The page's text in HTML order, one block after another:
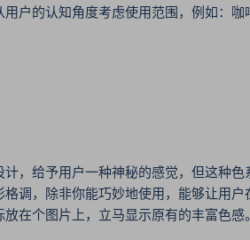
户的认知角度考虑使用范围，例如：
给予用户一种神秘的感觉，但这种色
调，除非你能巧妙地使用，能够让用户
在个图片上，立马显示原有的丰富色感